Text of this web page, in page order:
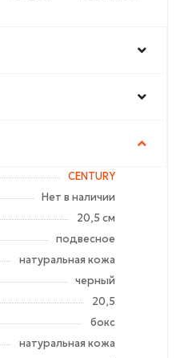
CENTURY
Нет в наличии
20,5 см
подвесное
натуральная кожа
черный
20,5
бокс
натуральная кожа